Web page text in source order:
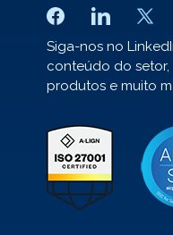
Siga-nos no
conteúdo do
produtos e muito